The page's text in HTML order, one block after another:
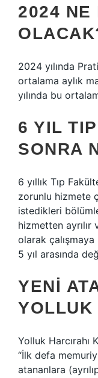
2024 NE
2024 yılında
ortalama aylık
yılında bu
6 YIL
SONRA
6 yıllık Tıp
zorunlu hizmete
istedikleri
hizmetten ayrılır
olarak çalışmaya
5 yıl arasında
YENI
YOLLUK
Yolluk Harcırahı
“İlk defa
atananlara